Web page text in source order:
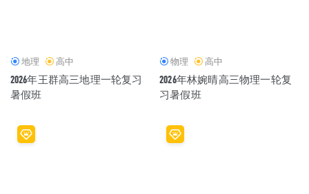
地理 高中
2026年王群高三地理一轮复习
暑假班
物理 高中
2026年林婉晴高三物理一轮复
习暑假班